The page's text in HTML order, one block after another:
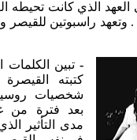
الذي كانت تحيطه
راسبوتين للقيصر
تبين الكلمات
كتبته القيصرة
شخصيات
بعد فترة من
مدى التأثير